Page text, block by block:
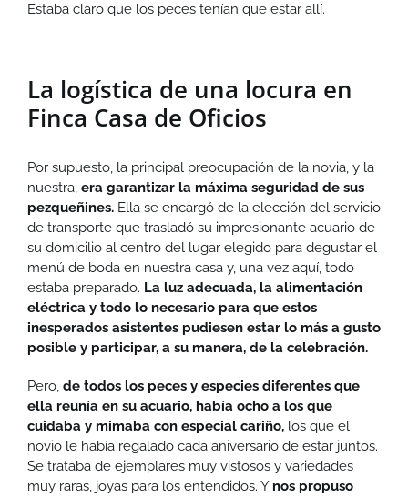
Estaba claro que los peces tenían que estar allí.
La logística de una locura en
Finca Casa de Oficios
Por supuesto, la principal preocupación de la novia, y la
nuestra, era garantizar la máxima seguridad de sus
pezqueñines. Ella se encargó de la elección del servicio
de transporte que trasladó su impresionante acuario de
su domicilio al centro del lugar elegido para degustar el
menú de boda en nuestra casa y, una vez aquí, todo
estaba preparado. La luz adecuada, la alimentación
eléctrica y todo lo necesario para que estos
inesperados asistentes pudiesen estar lo más a gusto
posible y participar, a su manera, de la celebración.
Pero, de todos los peces y especies diferentes que
ella reunía en su acuario, había ocho a los que
cuidaba y mimaba con especial cariño, los que el
novio le había regalado cada aniversario de estar juntos.
Se trataba de ejemplares muy vistosos y variedades
muy raras, joyas para los entendidos. Y nos propuso